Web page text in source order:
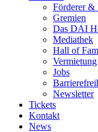
Förderer &
Gremien
Das DAI
Mediathek
Hall of
Vermietung
Jobs
Newsletter
Tickets
Kontakt
News